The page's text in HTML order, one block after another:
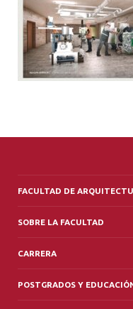
PLATAFORMA VUT
FACULTAD DE
SOBRE LA FACULTAD
CARRERA
POSTGRADOS Y